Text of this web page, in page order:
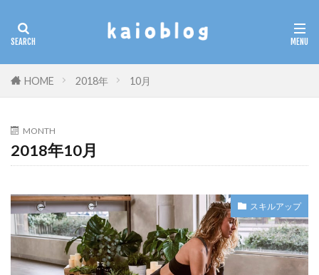
HOME 2018年 10月
MONTH
2018年10月
スキルアップ